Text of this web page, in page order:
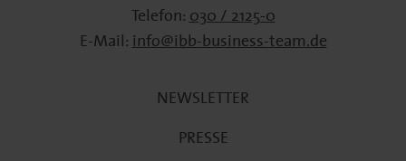
Telefon:030 / 2125-0
E-Mail:info@ibb-business-team.de
NEWSLETTER
PRESSE